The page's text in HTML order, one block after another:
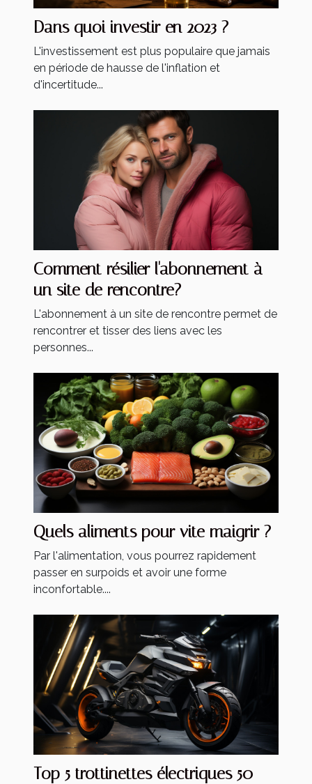
Dans quoi investir en 2023 ?
L'investissement est plus populaire que jamais
en période de hausse de l'inflation et
d'incertitude...
Comment résilier l'abonnement à
un site de rencontre?
L'abonnement à un site de rencontre permet de
rencontrer et tisser des liens avec les
personnes...
Quels aliments pour vite maigrir ?
Par l'alimentation, vous pourrez rapidement
passer en surpoids et avoir une forme
inconfortable....
Top 5 trottinettes électriques 50